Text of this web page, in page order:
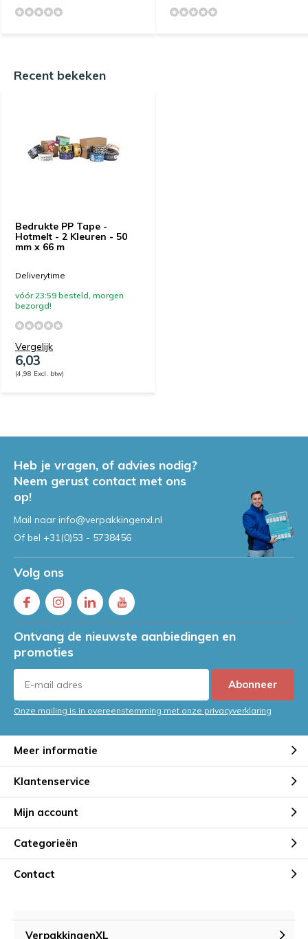
Recent bekeken
Bedrukte PP Tape -
Hotmelt - 2 Kleuren - 50
mm x 66 m
Deliverytime
vóór 23:59 besteld, morgen
bezorgd!
Vergelijk
6,03
(4,98 Excl. btw)
Heb je vragen, of advies nodig?
Neem gerust contact met ons
op!
Mail naar info@verpakkingenxl.nl
Of bel +31(0)53 - 5738456
Volg ons
Ontvang de nieuwste aanbiedingen en
promoties
Abonneer
Onze mailing is in overeenstemming met onze privacyverklaring
Meer informatie
Klantenservice
Mijn account
Categorieën
Contact
VerpakkingenXL